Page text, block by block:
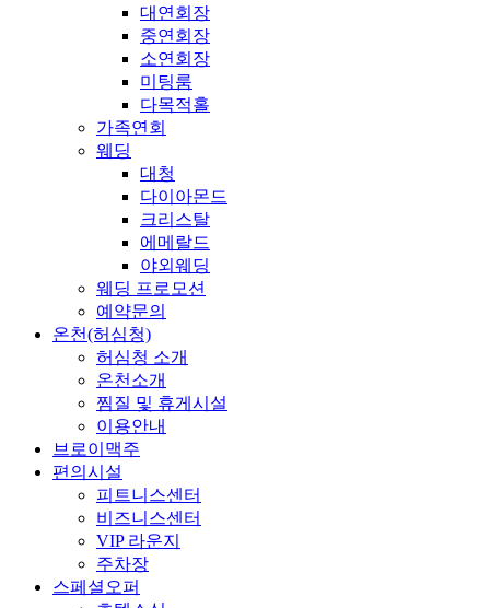
대연회장
중연회장
소연회장
미팅룸
다목적홀
가족연회
웨딩
대청
다이아몬드
크리스탈
에메랄드
야외웨딩
웨딩 프로모션
예약문의
온천(허심청)
허심청 소개
온천소개
찜질 및 휴게시설
이용안내
브로이맥주
편의시설
피트니스센터
비즈니스센터
VIP 라운지
주차장
스페셜오퍼